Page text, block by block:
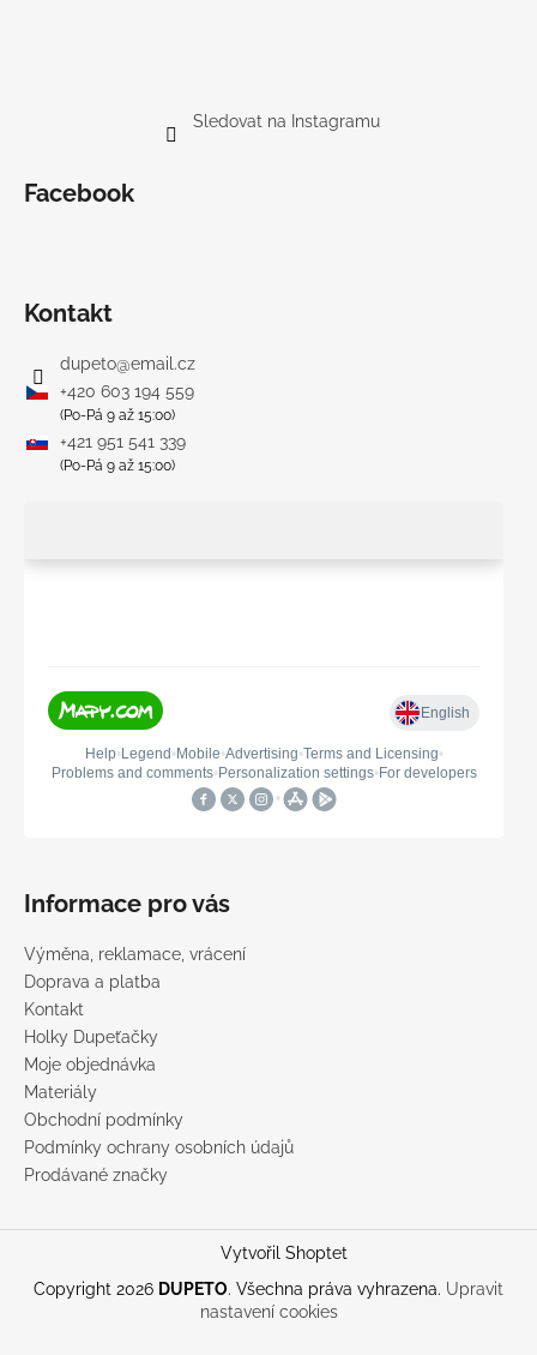
Sledovat na Instagramu
Facebook
Kontakt
dupeto@email.cz
+420 603 194 559
(Po-Pá 9 až 15:00)
+421 951 541 339
(Po-Pá 9 až 15:00)
Informace pro vás
Výměna, reklamace, vrácení
Doprava a platba
Kontakt
Holky Dupeťačky
Moje objednávka
Materiály
Obchodní podmínky
Podmínky ochrany osobních údajů
Prodávané značky
Vytvořil Shoptet
Copyright 2026 DUPETO. Všechna práva vyhrazena. Upravit
nastavení cookies